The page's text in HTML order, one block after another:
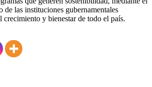
de las instituciones gubernamentales
crecimiento y bienestar de todo el país.